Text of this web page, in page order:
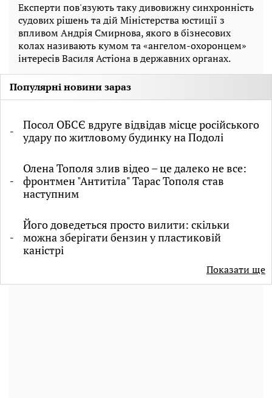
Експерти пов'язують таку дивовижну синхронність
судових рішень та дій Міністерства юстиції з
впливом Андрія Смирнова, якого в бізнесових
колах називають кумом та «ангелом-охоронцем»
інтересів Василя Астіона в державних органах.
Популярні новини зараз
Посол ОБСЄ вдруге відвідав місце російського
удару по житловому будинку на Подолі
Олена Тополя злив відео – це далеко не все:
фронтмен "Антитіла" Тарас Тополя став
наступним
Його доведеться просто вилити: скільки
можна зберігати бензин у пластиковій
каністрі
Показати ще